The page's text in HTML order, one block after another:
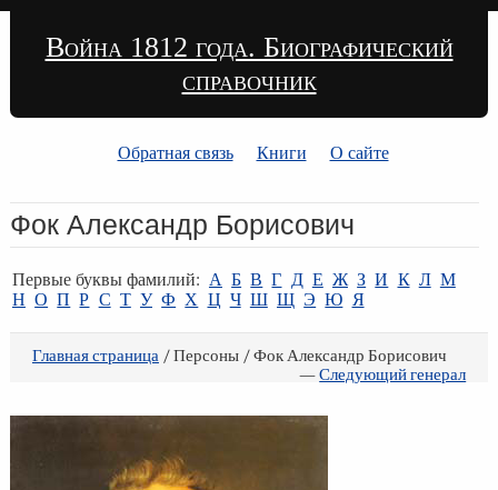
Война 1812 года. Биографический
справочник
Обратная связь Книги О сайте
Фок Александр Борисович
Первые буквы фамилий: А Б В Г Д Е Ж З И К Л М
Н О П Р С Т У Ф Х Ц Ч Ш Щ Э Ю Я
Главная страница/ Персоны / Фок Александр Борисович
—Следующий генерал